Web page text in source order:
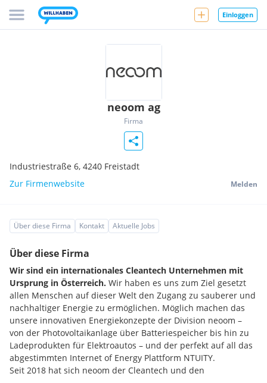
Einloggen
neoom ag
Firma
Industriestraße 6, 4240 Freistadt
Zur Firmenwebsite
Melden
Über diese Firma Kontakt Aktuelle Jobs
Über diese Firma
Wir sind ein internationales Cleantech Unternehmen mit
Ursprung in Österreich. Wir haben es uns zum Ziel gesetzt
allen Menschen auf dieser Welt den Zugang zu sauberer und
nachhaltiger Energie zu ermöglichen. Möglich machen das
unsere innovativen Energiekonzepte der Division neoom –
von der Photovoltaikanlage über Batteriespeicher bis hin zu
Ladeprodukten für Elektroautos – und der perfekt auf all das
abgestimmten Internet of Energy Plattform NTUITY.
Seit 2018 hat sich neoom der Cleantech und den